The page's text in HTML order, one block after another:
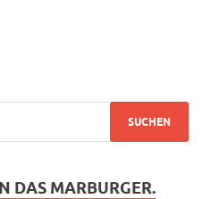
DAS MARBURGER.